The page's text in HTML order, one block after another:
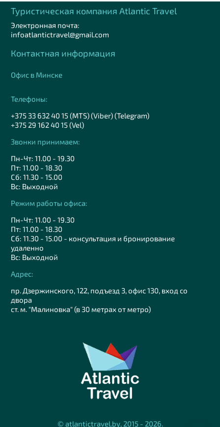
Туристическая компания Аtlantic Travel
Электронная почта:
infoatlantictravel@gmail.com
Контактная информация
Офис в Минске
Телефоны:
+375 33 632 40 15 (MTS) (Viber) (Telegram)
+375 29 162 40 15 (Vel)
Звонки принимаем:
Пн-Чт: 11.00 - 19.30
Пт: 11.00 - 18.30
Сб: 11.30 - 15.00
Вс: Выходной
Режим работы офиса:
Пн-Чт: 11.00 - 19.30
Пт: 11.00 - 18.30
Сб: 11.30 - 15.00 - консультация и бронирование
удаленно
Вс: Выходной
Адрес:
пр. Дзержинского, 122, подъезд 3, офис 130, вход со
двора
ст. м. "Малиновка" (в 30 метрах от метро)
© atlantictravel.by, 2015 - 2026.